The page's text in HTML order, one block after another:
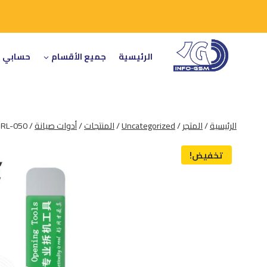
المحتوى
الرئيسية جميع الأقسام حسابي
الرئيسية/المتجر/
Uncategorized
/المنتجات/أدوات صيانة/
050
تخفيض!